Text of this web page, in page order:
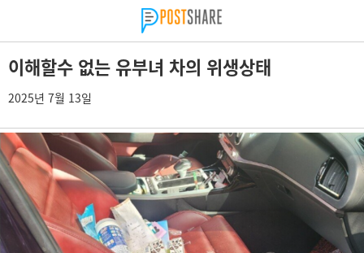
이해할수 없는 유부녀 차의 위생상태
2025년 7월 13일